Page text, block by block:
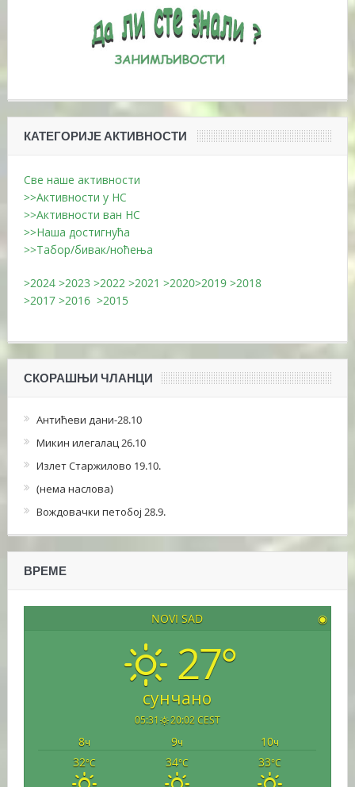
КАТЕГОРИЈЕ АКТИВНОСТИ
Све наше активности
>>Активности у НС
>>Активности ван НС
>>Наша достигнућа
>>Табор/бивак/ноћења
>2024 >2023 >2022 >2021 >2020>2019 >2018
>2017 >2016 >2015
СКОРАШЊИ ЧЛАНЦИ
Антићеви дани-28.10
Микин илегалац 26.10
Излет Старжилово 19.10.
(нема наслова)
Вождовачки петобој 28.9.
ВРЕМЕ
NOVI SAD ◉
27°
сунчано
05:31 20:02 CEST
8ч 9ч 10ч
32°C 34°C 33°C